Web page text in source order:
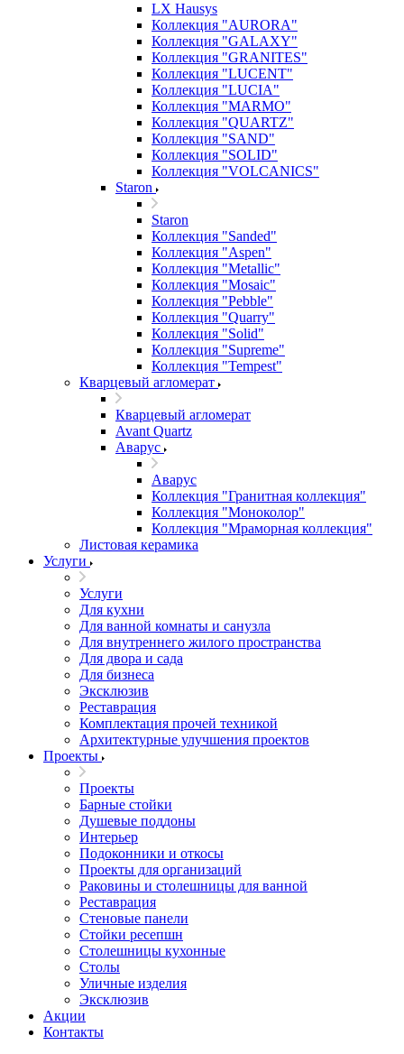
LX Hausys
Коллекция "AURORA"
Коллекция "GALAXY"
Коллекция "GRANITES"
Коллекция "LUCENT"
Коллекция "LUCIA"
Коллекция "MARMO"
Коллекция "QUARTZ"
Коллекция "SAND"
Коллекция "SOLID"
Коллекция "VOLCANICS"
Staron
Staron
Коллекция "Sanded"
Коллекция "Aspen"
Коллекция "Metallic"
Коллекция "Mosaic"
Коллекция "Pebble"
Коллекция "Quarry"
Коллекция "Solid"
Коллекция "Supreme"
Коллекция "Tempest"
Кварцевый агломерат
Кварцевый агломерат
Avant Quartz
Аварус
Аварус
Коллекция "Гранитная коллекция"
Коллекция "Моноколор"
Коллекция "Мраморная коллекция"
Листовая керамика
Услуги
Услуги
Для кухни
Для ванной комнаты и санузла
Для внутреннего жилого пространства
Для двора и сада
Для бизнеса
Эксклюзив
Реставрация
Комплектация прочей техникой
Архитектурные улучшения проектов
Проекты
Проекты
Барные стойки
Душевые поддоны
Интерьер
Подоконники и откосы
Проекты для организаций
Раковины и столешницы для ванной
Реставрация
Стеновые панели
Стойки ресепшн
Столешницы кухонные
Столы
Уличные изделия
Эксклюзив
Акции
Контакты